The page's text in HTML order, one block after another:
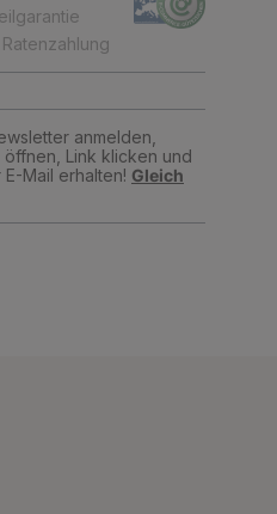
anmelden,
öffnen, Link klicken und
E-Mail erhalten! Gleich